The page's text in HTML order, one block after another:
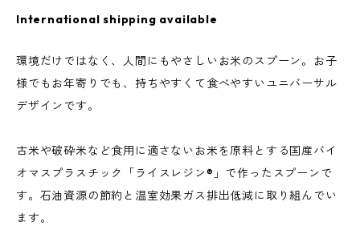
International shipping available
環境だけではなく、人間にもやさしいお米のスプーン。お子
様でもお年寄りでも、持ちやすくて食べやすいユニバーサル
デザインです。
古米や破砕米など食用に適さないお米を原料とする国産バイ
オマスプラスチック「ライスレジン®」で作ったスプーンで
す。石油資源の節約と温室効果ガス排出低減に取り組んでい
ます。